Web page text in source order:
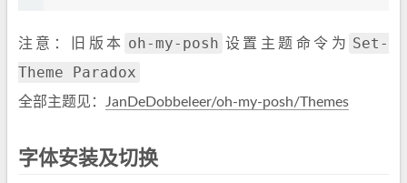
注意：旧版本 oh-my-posh 设置主题命令为 Set-
Theme Paradox
全部主题见： JanDeDobbeleer/oh-my-posh/Themes
字体安装及切换